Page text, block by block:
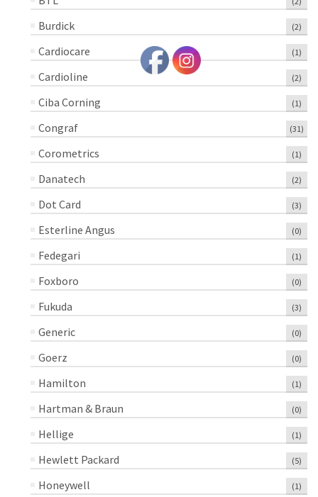
Burdick (2)
Cardiocare (1)
Cardioline (2)
Ciba Corning (1)
Congraf (31)
Corometrics (1)
Danatech (2)
Dot Card (3)
Esterline Angus (0)
Fedegari (1)
Foxboro (0)
Fukuda (3)
Generic (0)
Goerz (0)
Hamilton (1)
Hartman & Braun (0)
Hellige (1)
Hewlett Packard (5)
Honeywell (1)